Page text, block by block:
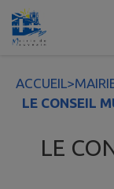
Contenu
ACCUEIL>
LE CONSEIL
LE